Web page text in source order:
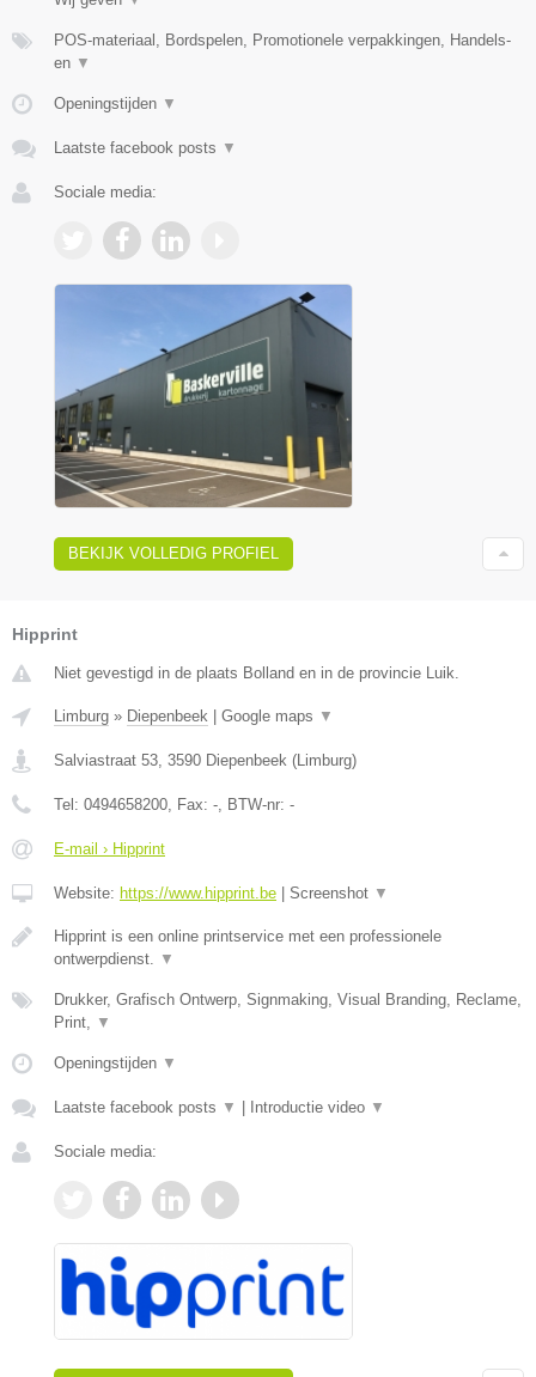
POS-materiaal, Bordspelen, Promotionele verpakkingen, Handels-
en ▼
Openingstijden ▼
Laatste facebook posts ▼
Sociale media:
BEKIJK VOLLEDIG PROFIEL
Hipprint
Niet gevestigd in de plaats Bolland en in de provincie Luik.
Limburg » Diepenbeek | Google maps ▼
Salviastraat 53 3590 Diepenbeek (Limburg)
Tel: 0494658200 , Fax: - , BTW-nr: -
E-mail › Hipprint
Website: https://www.hipprint.be | Screenshot ▼
Hipprint is een online printservice met een professionele
ontwerpdienst.
▼
Drukker, Grafisch Ontwerp, Signmaking, Visual Branding, Reclame,
Print,
▼
Openingstijden ▼
Laatste facebook posts ▼ | Introductie video ▼
Sociale media: